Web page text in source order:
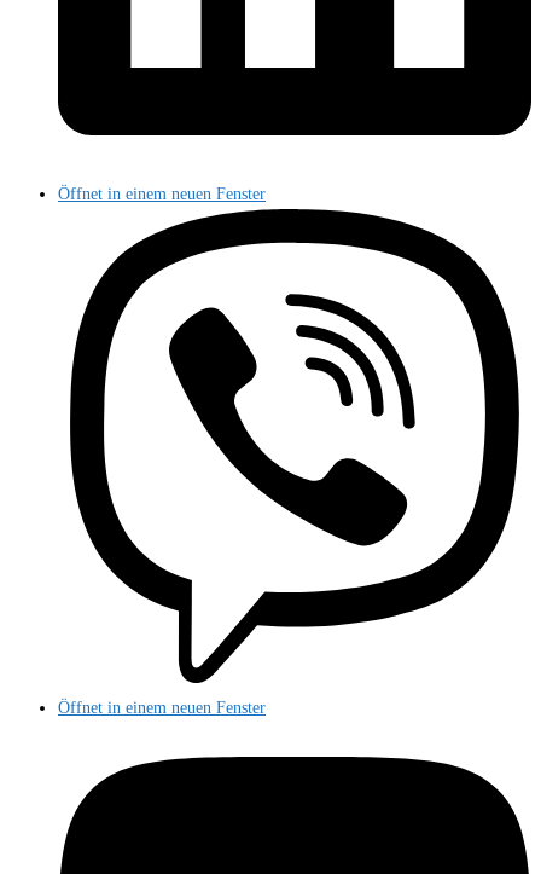
Öffnet in einem neuen Fenster
Öffnet in einem neuen Fenster